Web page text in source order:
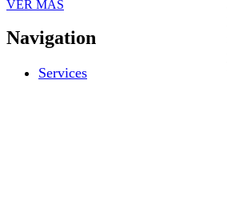
VER MÁS
Navigation
Services